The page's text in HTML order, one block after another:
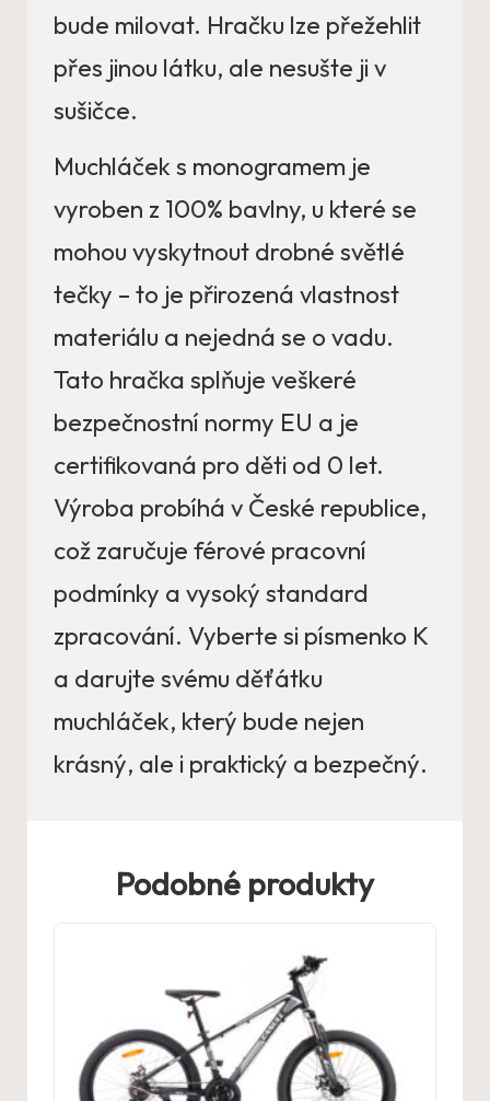
bude milovat. Hračku lze přežehlit
přes jinou látku, ale nesušte ji v
sušičce.
Muchláček s monogramem je
vyroben z 100% bavlny, u které se
mohou vyskytnout drobné světlé
tečky – to je přirozená vlastnost
materiálu a nejedná se o vadu.
Tato hračka splňuje veškeré
bezpečnostní normy EU a je
certifikovaná pro děti od 0 let.
Výroba probíhá v České republice,
což zaručuje férové pracovní
podmínky a vysoký standard
zpracování. Vyberte si písmenko K
a darujte svému děťátku
muchláček, který bude nejen
krásný, ale i praktický a bezpečný.
Podobné produkty